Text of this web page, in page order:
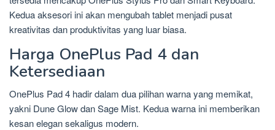
Kedua aksesori ini akan mengubah tablet menjadi pusat
kreativitas dan produktivitas yang luar biasa.
Harga OnePlus Pad 4 dan
Ketersediaan
OnePlus Pad 4 hadir dalam dua pilihan warna yang memikat,
yakni Dune Glow dan Sage Mist. Kedua warna ini memberikan
kesan elegan sekaligus modern.